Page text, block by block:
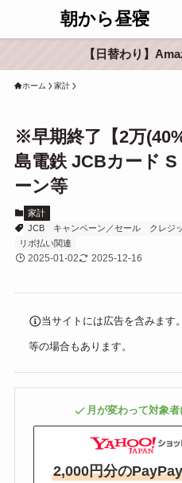
朝から昼寝
【日替わり】
ホーム 家計
※早期終了【2万
島電鉄 JCBカード
ーン等
家計
JCB
キャンペーン／セール クレジ
リボ払い関連
2025-01-02 2025-12-16
当サイトには広告を含みます
等の場合もあります。
月が変わって対象
2,000円分の